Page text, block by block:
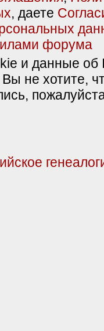
, даете
форума
и данные об
не хотите,